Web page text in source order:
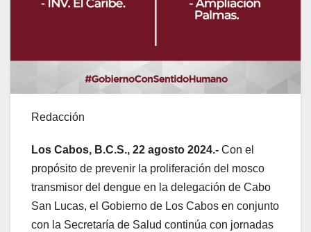
Redacción
Los Cabos, B.C.S., 22 agosto 2024.- Con el
propósito de prevenir la proliferación del mosco
transmisor del dengue en la delegación de Cabo
San Lucas, el Gobierno de Los Cabos en conjunto
con la Secretaría de Salud continúa con jornadas